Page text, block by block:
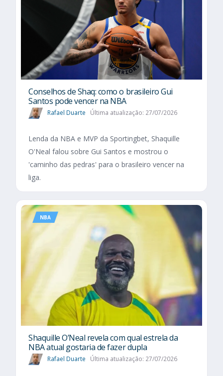
Conselhos de Shaq: como o brasileiro Gui
Santos pode vencer na NBA
Rafael Duarte Última atualização: 27/07/2026
Lenda da NBA e MVP da Sportingbet, Shaquille
O'Neal falou sobre Gui Santos e mostrou o
'caminho das pedras' para o brasileiro vencer na
liga.
NBA
Shaquille O’Neal revela com qual estrela da
NBA atual gostaria de fazer dupla
Rafael Duarte Última atualização: 27/07/2026